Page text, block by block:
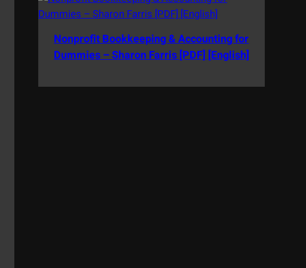
Nonprofit Bookkeeping & Accounting for
Dummies – Sharon Farris [PDF] [English]